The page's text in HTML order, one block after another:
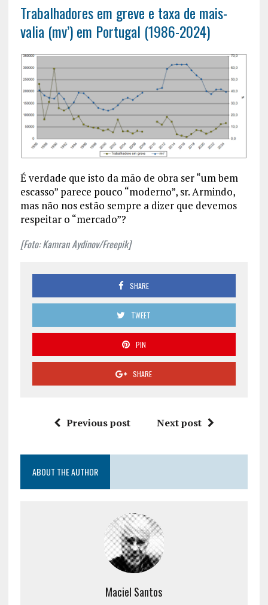
Trabalhadores em greve e taxa de mais-
valia (mv’) em Portugal (1986-2024)
É verdade que isto da mão de obra ser “um bem
escasso” parece pouco “moderno”, sr. Armindo,
mas não nos estão sempre a dizer que devemos
respeitar o “mercado”?
[Foto: Kamran Aydinov/Freepik]
SHARE
TWEET
PIN
SHARE
Previous post Next post
ABOUT THE AUTHOR
Maciel Santos